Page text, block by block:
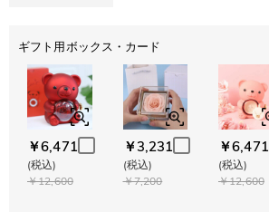
ギフト用ボックス・カード
￥6,471
(税込)
￥12,600
￥3,231
(税込)
￥7,200
￥6,471
(税込)
￥12,600